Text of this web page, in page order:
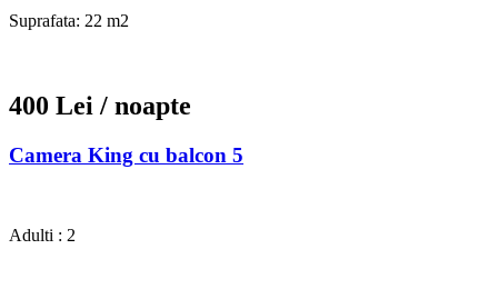
Suprafata: 22 m2
400 Lei / noapte
Camera King cu balcon 5
Adulti : 2